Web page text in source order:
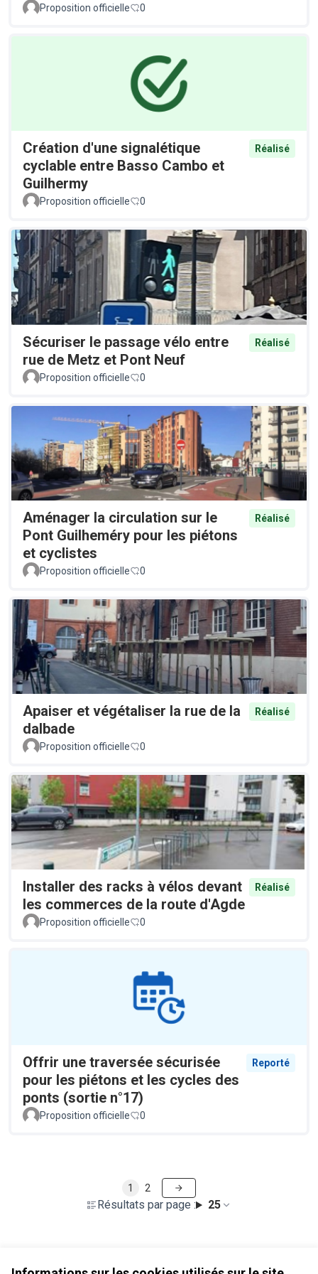
Proposition officielle 0
Création d'une signalétique
cyclable entre Basso Cambo et
Guilhermy
Réalisé
Proposition officielle 0
Sécuriser le passage vélo entre
rue de Metz et Pont Neuf
Réalisé
Proposition officielle 0
Aménager la circulation sur le
Pont Guilheméry pour les piétons
et cyclistes
Réalisé
Proposition officielle 0
Apaiser et végétaliser la rue de la
dalbade
Réalisé
Proposition officielle 0
Installer des racks à vélos devant
les commerces de la route d'Agde
Réalisé
Proposition officielle 0
Offrir une traversée sécurisée
pour les piétons et les cycles des
ponts (sortie n°17)
Reporté
Proposition officielle 0
Résultats par page : 25
1 2